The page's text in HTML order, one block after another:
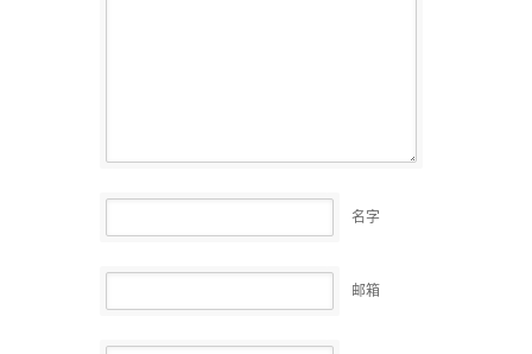
名字
邮箱